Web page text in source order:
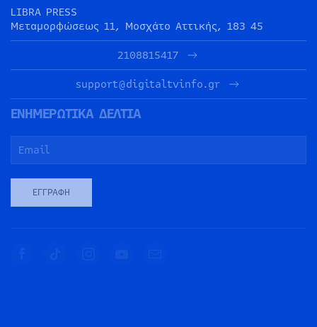
LIBRA PRESS
Μεταμορφώσεως 11, Μοσχάτο Αττικής, 183 45
2108815417
support@digitaltvinfo.gr
ΕΝΗΜΕΡΩΤΙΚΑ ΔΕΛΤΙΑ
ΕΓΓΡΑΦΉ